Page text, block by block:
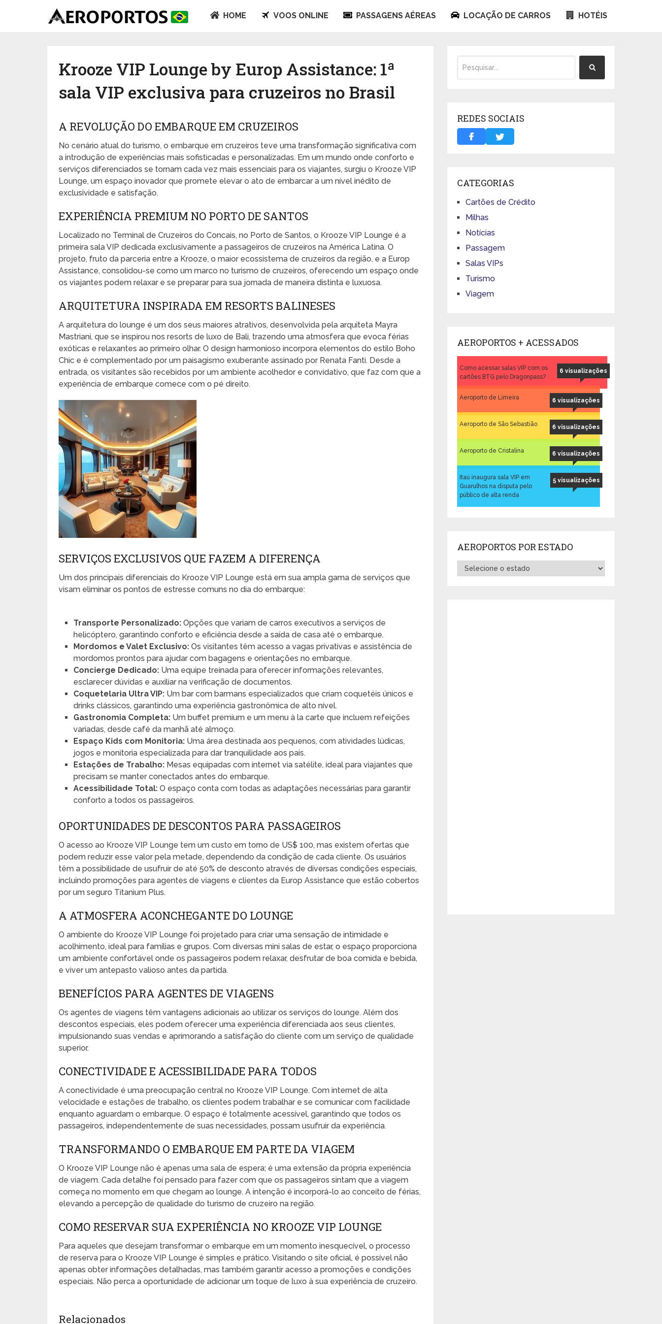
HOME VOOS ONLINE PASSAGENS AÉREAS LOCAÇÃO DE CARROS HOTÉIS
Krooze VIP Lounge by Europ Assistance: 1ª
sala VIP exclusiva para cruzeiros no Brasil
A REVOLUÇÃO DO EMBARQUE EM CRUZEIROS
No cenário atual do turismo, o embarque em cruzeiros teve uma transformação significativa com
a introdução de experiências mais sofisticadas e personalizadas. Em um mundo onde conforto e
serviços diferenciados se tornam cada vez mais essenciais para os viajantes, surgiu o Krooze VIP
Lounge, um espaço inovador que promete elevar o ato de embarcar a um nível inédito de
exclusividade e satisfação.
EXPERIÊNCIA PREMIUM NO PORTO DE SANTOS
Localizado no Terminal de Cruzeiros do Concais, no Porto de Santos, o Krooze VIP Lounge é a
primeira sala VIP dedicada exclusivamente a passageiros de cruzeiros na América Latina. O
projeto, fruto da parceria entre a Krooze, o maior ecossistema de cruzeiros da região, e a Europ
Assistance, consolidou-se como um marco no turismo de cruzeiros, oferecendo um espaço onde
os viajantes podem relaxar e se preparar para sua jornada de maneira distinta e luxuosa.
ARQUITETURA INSPIRADA EM RESORTS BALINESES
A arquitetura do lounge é um dos seus maiores atrativos, desenvolvida pela arquiteta Mayra
Mastriani, que se inspirou nos resorts de luxo de Bali, trazendo uma atmosfera que evoca férias
exóticas e relaxantes ao primeiro olhar. O design harmonioso incorpora elementos do estilo Boho
Chic e é complementado por um paisagismo exuberante assinado por Renata Fanti. Desde a
entrada, os visitantes são recebidos por um ambiente acolhedor e convidativo, que faz com que a
experiência de embarque comece com o pé direito.
SERVIÇOS EXCLUSIVOS QUE FAZEM A DIFERENÇA
Um dos principais diferenciais do Krooze VIP Lounge está em sua ampla gama de serviços que
visam eliminar os pontos de estresse comuns no dia do embarque:
Transporte Personalizado: Opções que variam de carros executivos a serviços de
helicóptero, garantindo conforto e eficiência desde a saída de casa até o embarque.
Mordomos e Valet Exclusivo: Os visitantes têm acesso a vagas privativas e assistência de
mordomos prontos para ajudar com bagagens e orientações no embarque.
Concierge Dedicado: Uma equipe treinada para oferecer informações relevantes,
esclarecer dúvidas e auxiliar na verificação de documentos.
Coquetelaria Ultra VIP: Um bar com barmans especializados que criam coquetéis únicos e
drinks clássicos, garantindo uma experiência gastronômica de alto nível.
Gastronomia Completa: Um buffet premium e um menu à la carte que incluem refeições
variadas, desde café da manhã até almoço.
Espaço Kids com Monitoria: Uma área destinada aos pequenos, com atividades lúdicas,
jogos e monitoria especializada para dar tranquilidade aos pais.
Estações de Trabalho: Mesas equipadas com internet via satélite, ideal para viajantes que
precisam se manter conectados antes do embarque.
Acessibilidade Total: O espaço conta com todas as adaptações necessárias para garantir
conforto a todos os passageiros.
OPORTUNIDADES DE DESCONTOS PARA PASSAGEIROS
O acesso ao Krooze VIP Lounge tem um custo em torno de US$ 100, mas existem ofertas que
podem reduzir esse valor pela metade, dependendo da condição de cada cliente. Os usuários
têm a possibilidade de usufruir de até 50% de desconto através de diversas condições especiais,
incluindo promoções para agentes de viagens e clientes da Europ Assistance que estão cobertos
por um seguro Titanium Plus.
A ATMOSFERA ACONCHEGANTE DO LOUNGE
O ambiente do Krooze VIP Lounge foi projetado para criar uma sensação de intimidade e
acolhimento, ideal para famílias e grupos. Com diversas mini salas de estar, o espaço proporciona
um ambiente confortável onde os passageiros podem relaxar, desfrutar de boa comida e bebida,
e viver um antepasto valioso antes da partida.
BENEFÍCIOS PARA AGENTES DE VIAGENS
Os agentes de viagens têm vantagens adicionais ao utilizar os serviços do lounge. Além dos
descontos especiais, eles podem oferecer uma experiência diferenciada aos seus clientes,
impulsionando suas vendas e aprimorando a satisfação do cliente com um serviço de qualidade
superior.
CONECTIVIDADE E ACESSIBILIDADE PARA TODOS
A conectividade é uma preocupação central no Krooze VIP Lounge. Com internet de alta
velocidade e estações de trabalho, os clientes podem trabalhar e se comunicar com facilidade
enquanto aguardam o embarque. O espaço é totalmente acessível, garantindo que todos os
passageiros, independentemente de suas necessidades, possam usufruir da experiência.
TRANSFORMANDO O EMBARQUE EM PARTE DA VIAGEM
O Krooze VIP Lounge não é apenas uma sala de espera; é uma extensão da própria experiência
de viagem. Cada detalhe foi pensado para fazer com que os passageiros sintam que a viagem
começa no momento em que chegam ao lounge. A intenção é incorporá-lo ao conceito de férias,
elevando a percepção de qualidade do turismo de cruzeiro na região.
COMO RESERVAR SUA EXPERIÊNCIA NO KROOZE VIP LOUNGE
Para aqueles que desejam transformar o embarque em um momento inesquecível, o processo
de reserva para o Krooze VIP Lounge é simples e prático. Visitando o site oficial, é possível não
apenas obter informações detalhadas, mas também garantir acesso a promoções e condições
especiais. Não perca a oportunidade de adicionar um toque de luxo à sua experiência de cruzeiro.
Relacionados
REDES SOCIAIS
CATEGORIAS
Cartões de Crédito
Milhas
Notícias
Passagem
Salas VIPs
Turismo
Viagem
AEROPORTOS + ACESSADOS
6 visualizações
Como acessar salas VIP com os
cartões BTG pelo Dragonpass?
6 visualizações
Aeroporto de Limeira
6 visualizações
Aeroporto de São Sebastião
6 visualizações
Aeroporto de Cristalina
5 visualizações
Itaú inaugura sala VIP em
Guarulhos na disputa pelo
público de alta renda
AEROPORTOS POR ESTADO
Aeroportos
por